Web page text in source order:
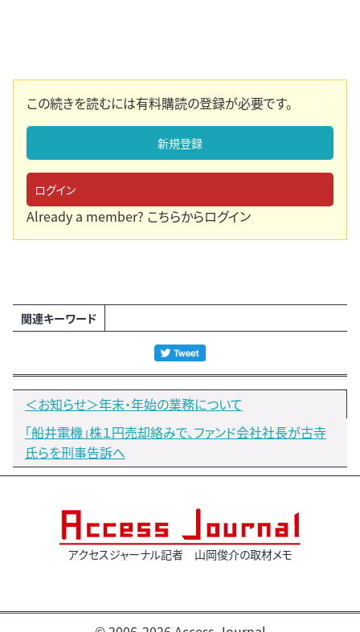
この続きを読むには有料購読の登録が必要です。
新規登録
ログイン
Already a member? こちらからログイン
関連キーワード
＜お知らせ＞年末・年始の業務について
「船井電機」株１円売却絡みで、ファンド会社社長が古寺
氏らを刑事告訴へ
アクセスジャーナル記者 山岡俊介の取材メモ